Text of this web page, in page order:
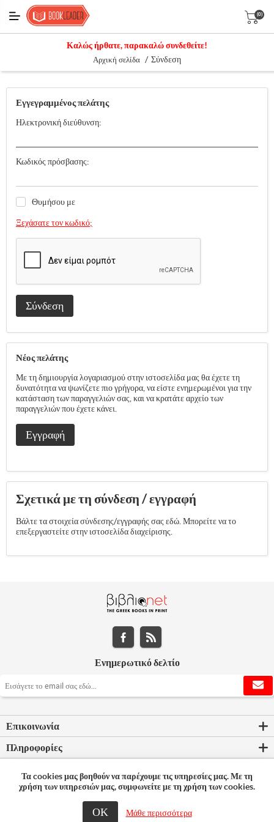
(0)
Καλώς ήρθατε, παρακαλώ συνδεθείτε!
Αρχική σελίδα / Σύνδεση
Εγγεγραμμένος πελάτης
Ηλεκτρονική διεύθυνση:
Κωδικός πρόσβασης:
Θυμήσου με
Ξεχάσατε τον κωδικό;
Σύνδεση
Νέος πελάτης
Με τη δημιουργία λογαριασμού στην ιστοσελίδα μας θα έχετε τη
δυνατότητα να ψωνίζετε πιο γρήγορα, να είστε ενημερωμένοι για την
κατάσταση των παραγγελιών σας, και να κρατάτε αρχείο των
παραγγελιών που έχετε κάνει.
Εγγραφή
Σχετικά με τη σύνδεση / εγγραφή
Βάλτε τα στοιχεία σύνδεσης/εγγραφής σας εδώ. Μπορείτε να το
επεξεργαστείτε στην ιστοσελίδα διαχείρισης.
Ενημερωτικό δελτίο
Επικοινωνία
Πληροφορίες
Ο λογαριασμός μου
© 2026 Bookleader
Τα cookies μας βοηθούν να παρέχουμε τις υπηρεσίες μας. Με τη
χρήση των υπηρεσιών μας, συμφωνείτε με τη χρήση των cookies.
ΟΚ Μάθε περισσότερα